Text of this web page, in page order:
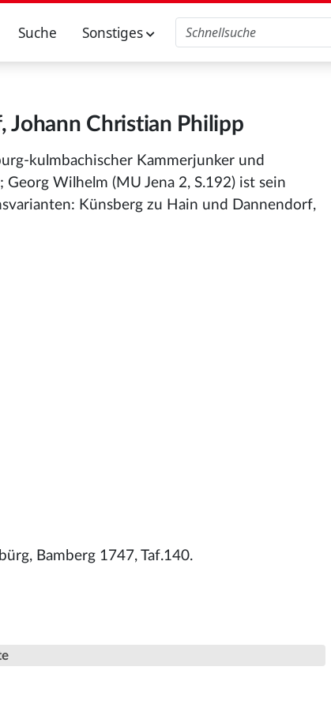
Suche Sonstiges
Johann Christian Philipp
kulmbachischer Kammerjunker und
Wilhelm (MU Jena 2, S.192) ist sein
Künsberg zu Hain und Dannendorf,
Bamberg 1747, Taf.140.